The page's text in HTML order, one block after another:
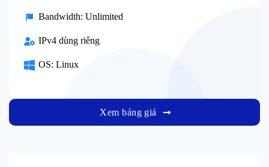
Bandwidth: Unlimited
IPv4 dùng riêng
OS: Linux
Xem bảng giá